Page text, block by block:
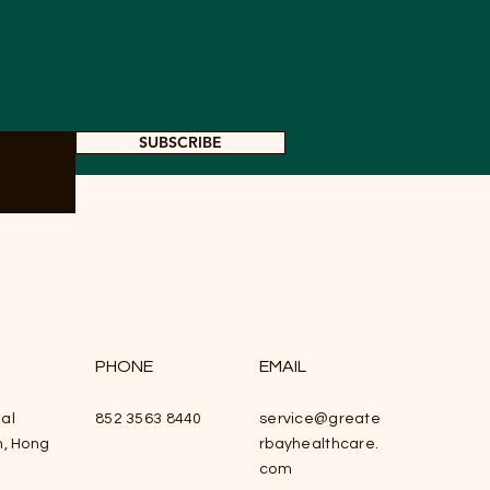
SUBSCRIBE
Hong
PHONE
852 3563 8440
EMAIL
service@greate
rbayhealthcare.
com